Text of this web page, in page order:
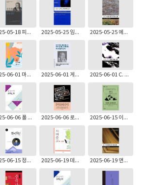
2025-05-18 피터 C. 하지슨: 헤겔의 종교철학 2025-05-25 임마누엘 칸트: 이성의 한계 안에서의 종교 2025-05-25 에디스 N. 밀러: 칸트의 『이성의 한계 안의 종교』 입문
2025-06-01 마르쿠스 툴리우스 키케로: 신들의 본성에 관하여 2025-06-01 게오르그 빌헬름 프리드리히 헤겔: 역사철학강의 2025-06-01 C. 칼리슬: 키르케고르의 <공포와 전율> 입문
2025-06-06 폴 틸리히: 조직신학 2 - 실존과 그리스도 2025-06-06 로빈 디앤젤로: 백인의 취약성 2025-06-15 이병창: 헤겔의 정신현상학
2025-06-15 정도전: 불씨잡변 2025-06-19 데이비드 흄: 자연종교에 관한 대화 2025-06-19 앤드류 파일: 흄의 자연종교에 관한 대화 입문